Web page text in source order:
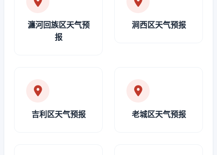
瀍河回族区天气预
报
涧西区天气预报
吉利区天气预报 老城区天气预报